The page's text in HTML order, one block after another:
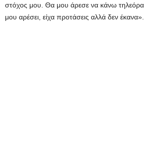
στόχος μου. Θα μου άρεσε να κάνω
μου αρέσει, είχα προτάσεις αλλά δεν έκανα».